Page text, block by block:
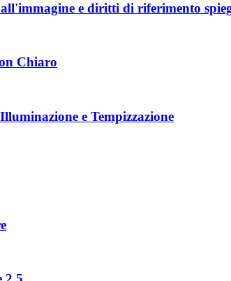
e diritti di riferimento
Chiaro
e Tempizzazione